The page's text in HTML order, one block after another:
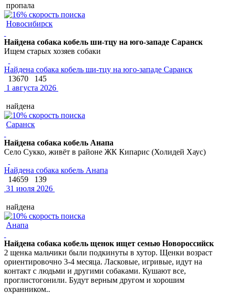
пропала
Новосибирск
Найдена собака кобель ши-тцу на юго-западе Саранск
Ищем старых хозяев собаки
Найдена собака кобель ши-тцу на юго-западе Саранск
13670
145
1 августа 2026
найдена
Саранск
Найдена собака кобель Анапа
Село Сукко, живёт в районе ЖК Кипарис (Холидей Хаус)
Найдена собака кобель Анапа
14659
139
31 июля 2026
найдена
Анапа
Найдена собака кобель щенок ищет семью Новороссийск
2 щенка мальчики были подкинуты в хутор. Щенки возраст
ориентировочно 3-4 месяца. Ласковые, игривые, идут на
контакт с людьми и другими собаками. Кушают все,
проглистогонили. Будут верным другом и хорошим
охранником..